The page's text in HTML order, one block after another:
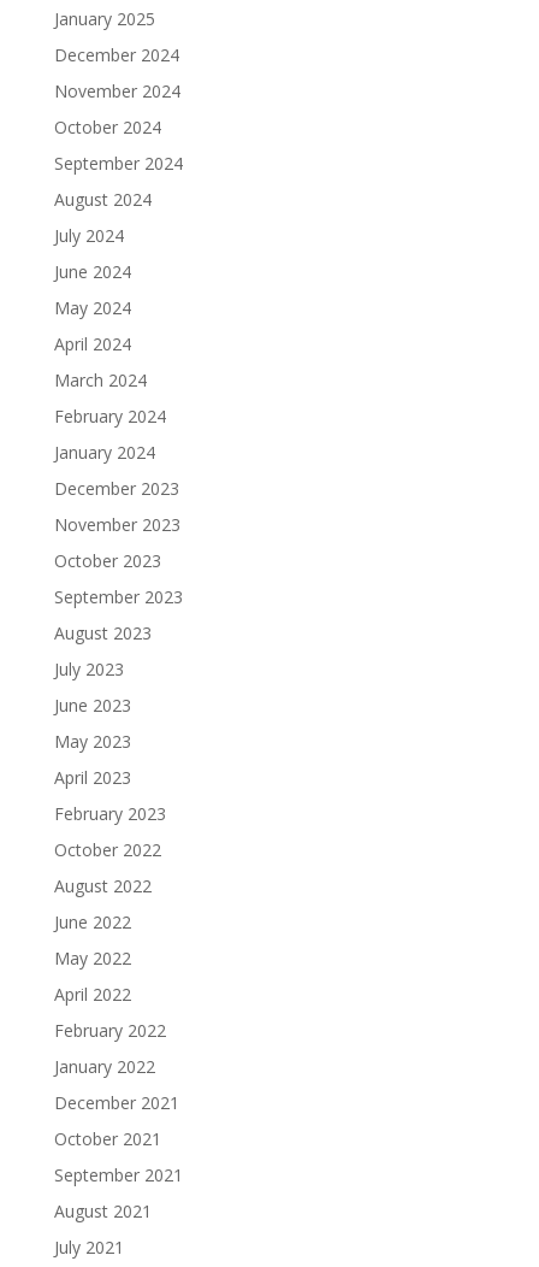
January 2025
December 2024
November 2024
October 2024
September 2024
August 2024
July 2024
June 2024
May 2024
April 2024
March 2024
February 2024
January 2024
December 2023
November 2023
October 2023
September 2023
August 2023
July 2023
June 2023
May 2023
April 2023
February 2023
October 2022
August 2022
June 2022
May 2022
April 2022
February 2022
January 2022
December 2021
October 2021
September 2021
August 2021
July 2021